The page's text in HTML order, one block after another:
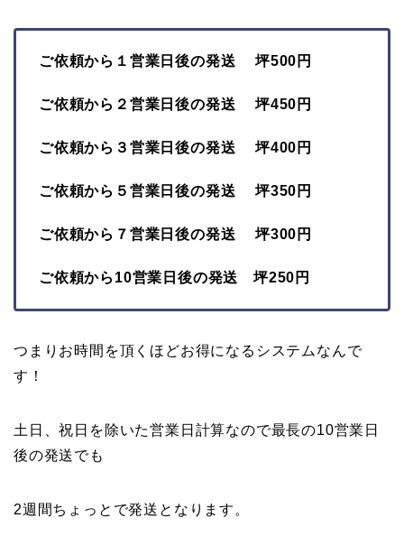
ご依頼から１営業日後の発送 坪500円
ご依頼から２営業日後の発送 坪450円
ご依頼から３営業日後の発送 坪400円
ご依頼から５営業日後の発送 坪350円
ご依頼から７営業日後の発送 坪300円
ご依頼から10営業日後の発送 坪250円
つまりお時間を頂くほどお得になるシステムなんで
す！
土日、祝日を除いた営業日計算なので最長の10営業日
後の発送でも
2週間ちょっとで発送となります。